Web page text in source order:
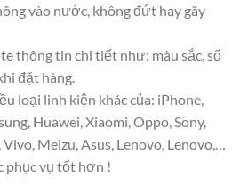
vào nước, không đứt hay gãy
thông tin chi tiết như: màu sắc, số
đặt hàng.
loại linh kiện khác của: iPhone,
Huawei, Xiaomi, Oppo, Sony,
Vivo, Meizu, Asus, Lenovo, Lenovo,…
phục vụ tốt hơn !